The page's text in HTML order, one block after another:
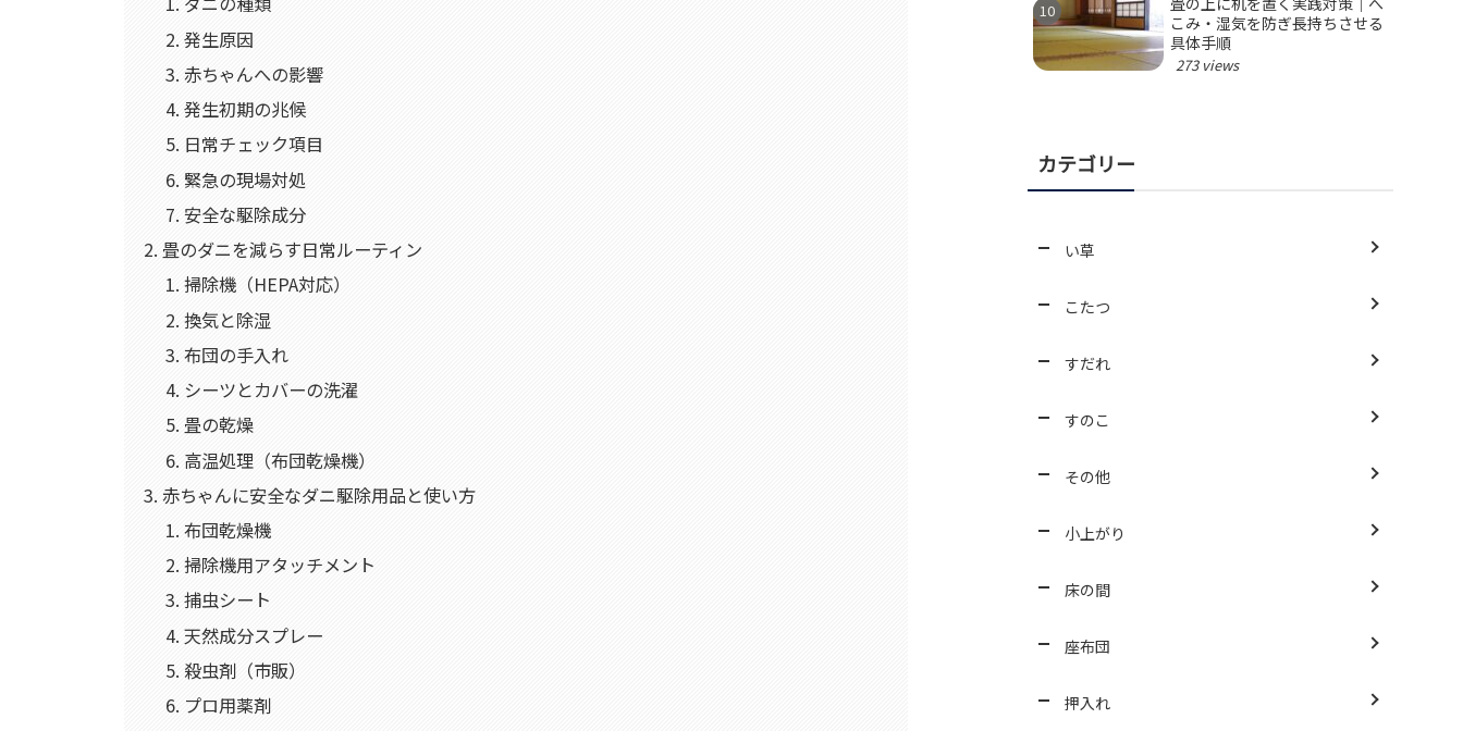
発生原因
赤ちゃんへの影響
発生初期の兆候
日常チェック項目
緊急の現場対処
安全な駆除成分
畳のダニを減らす日常ルーティン
掃除機（HEPA対応）
換気と除湿
布団の手入れ
シーツとカバーの洗濯
畳の乾燥
高温処理（布団乾燥機）
赤ちゃんに安全なダニ駆除用品と使い方
布団乾燥機
掃除機用アタッチメント
捕虫シート
天然成分スプレー
殺虫剤（市販）
プロ用薬剤
こみ・湿気を防ぎ長持ちさせる
具体手順
273 views
カテゴリー
い草
こたつ
すだれ
すのこ
その他
小上がり
床の間
座布団
押入れ